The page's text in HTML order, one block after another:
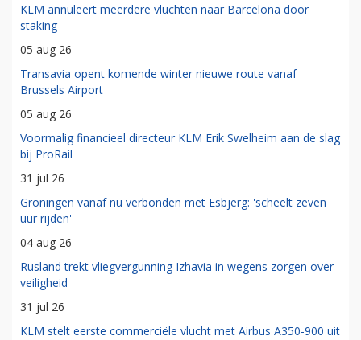
KLM annuleert meerdere vluchten naar Barcelona door
staking
05 aug 26
Transavia opent komende winter nieuwe route vanaf
Brussels Airport
05 aug 26
Voormalig financieel directeur KLM Erik Swelheim aan de slag
bij ProRail
31 jul 26
Groningen vanaf nu verbonden met Esbjerg: 'scheelt zeven
uur rijden'
04 aug 26
Rusland trekt vliegvergunning Izhavia in wegens zorgen over
veiligheid
31 jul 26
KLM stelt eerste commerciële vlucht met Airbus A350-900 uit